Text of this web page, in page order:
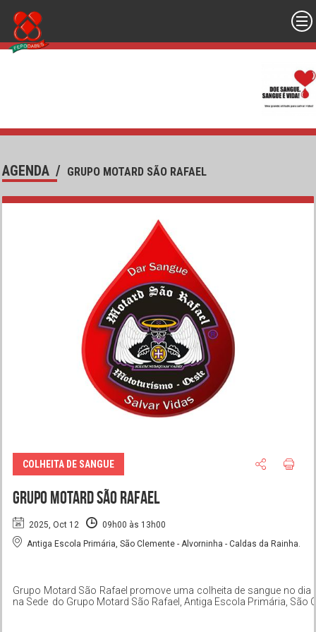
AGENDA / GRUPO MOTARD SÃO RAFAEL
COLHEITA DE SANGUE
Grupo Motard São Rafael
2025, Oct 12
09h00 às 13h00
Antiga Escola Primária, São Clemente - Alvorninha - Caldas da Rainha.
Grupo Motard São Rafael promove uma colheita de sangue no
na Sede do Grupo Motard São Rafael, Antiga Escola Primária, São